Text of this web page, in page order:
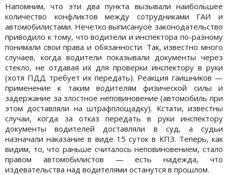
Напомним, что эти два пункта вызывали наибольшее
количество конфликтов между сотрудниками ГАИ и
автомобилистами. Нечетко выписанyое законодательство
приводило к тому, что водители и инспектора по-разному
понимали свои права и обязанности. Так, известно много
случаев, когда водители показывали документы через
стекло, не отдавая их для проверки инспектору в руки
(хотя ПДД требует их передать). Реакция гаишников —
применение к таким водителям физической силы и
задержание за злостное неповиновение (автомобиль при
этом доставляли на штрафплощадку). Кстати, известны
случаи, когда за отказ передать в руки инспектору
документы водителей доставляли в суд, а судьи
назначали наказание в виде 15 суток в КПЗ. Теперь, как
видим, то, что раньше считалось неповиновением, стало
правом автомобилистов — есть надежда, что
издевательства над водителями останутся в прошлом.